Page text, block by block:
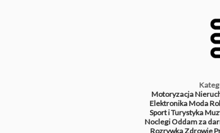
Motoryzacja
ElektronikaModa
Sport i Turystyka
NoclegiOddam za
RozrywkaZdrowie